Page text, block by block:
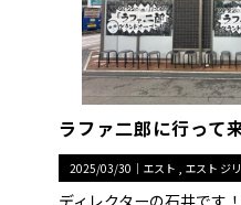
ラファ二郎に行って
2025/03/30｜ エスト エスト ジ